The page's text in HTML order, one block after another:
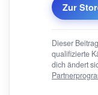
Zur
Dieser
qualifizierte
dich ändert